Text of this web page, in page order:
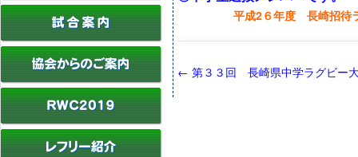
平成2６年度 長崎招待
← 第３３回 長崎県中学ラグビー